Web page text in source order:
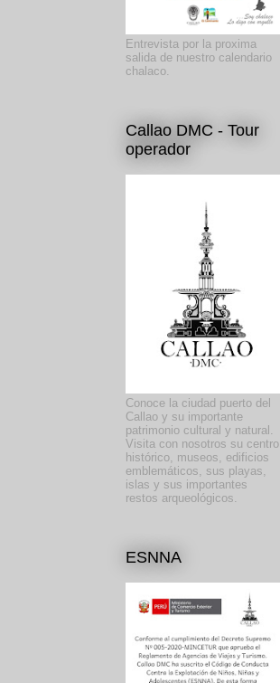
Entrevista por la proxima
salida de nuestro calendario
chalaco.
Callao DMC - Tour
operador
Conoce la ciudad puerto del
Callao y su importante
patrimonio cultural y natural.
Visita con nosotros su centro
histórico, museos, edificios
emblemáticos, sus playas,
islas y sus importantes
restos arqueológicos.
ESNNA